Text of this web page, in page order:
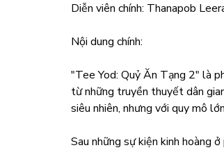
Diễn viên chính: Thanapob
Nội dung chính:
"Tee Yod: Quỷ Ăn Tạng 2" là
từ những truyền thuyết dân
siêu nhiên, nhưng với quy mô
Sau những sự kiện kinh hoàng